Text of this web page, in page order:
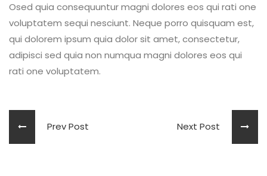
Osed quia consequuntur magni dolores eos qui rati one
voluptatem sequi nesciunt. Neque porro quisquam est,
qui dolorem ipsum quia dolor sit amet, consectetur,
adipisci sed quia non numqua magni dolores eos qui
rati one voluptatem.
Prev Post Next Post